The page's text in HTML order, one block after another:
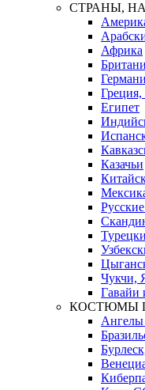
СТРАНЫ,
Африка
Египет
Казачьи
Чукчи,
Гавайи
КОСТЮМЫ